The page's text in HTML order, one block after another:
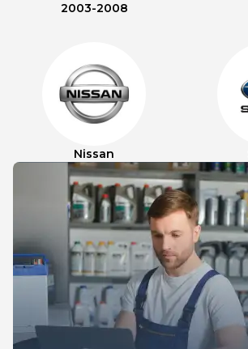
2003-2008
Nissan